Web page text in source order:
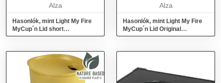
Alza
Hasonlók, mint Light My Fire
MyCup´n Lid short
sandygreen
Alza
Hasonlók, mint Light My Fire
MyCup´n Lid Original
dustypink